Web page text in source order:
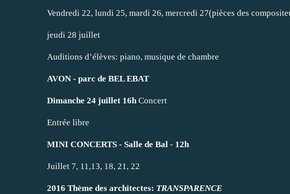
Vendredi 22, lundi 25, mardi 26, mercredi 27(pièces des
jeudi 28 juillet
Auditions d’élèves: piano, musique de chambre
AVON - parc de BEL EBAT
Dimanche 24 juillet 16h Concert
Entrée libre
MINI CONCERTS - Salle de Bal - 12h
Juillet 7, 11,13, 18, 21, 22
2016 Thème des architectes: TRANSPARENCE